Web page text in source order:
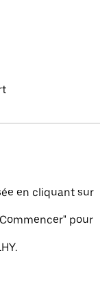
en cliquant sur
pour